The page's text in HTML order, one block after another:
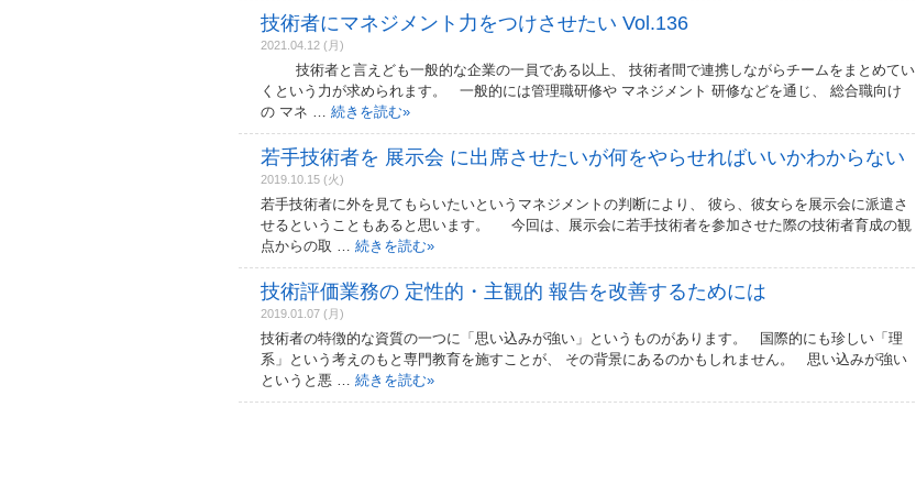
技術者にマネジメント力をつけさせたい Vol.136
2021.04.12 (月)
技術者と言えども一般的な企業の一員である以上、 技術者間で連携しながらチームをまとめてい
くという力が求められます。 一般的には管理職研修や マネジメント 研修などを通じ、 総合職向け
の マネ … 続きを読む»
若手技術者を 展示会 に出席させたいが何をやらせればいいかわからない
2019.10.15 (火)
若手技術者に外を見てもらいたいというマネジメントの判断により、 彼ら、彼女らを展示会に派遣さ
せるということもあると思います。 今回は、展示会に若手技術者を参加させた際の技術者育成の観
点からの取 … 続きを読む»
技術評価業務の 定性的・主観的 報告を改善するためには
2019.01.07 (月)
技術者の特徴的な資質の一つに「思い込みが強い」というものがあります。 国際的にも珍しい「理
系」という考えのもと専門教育を施すことが、 その背景にあるのかもしれません。 思い込みが強い
というと悪 … 続きを読む»